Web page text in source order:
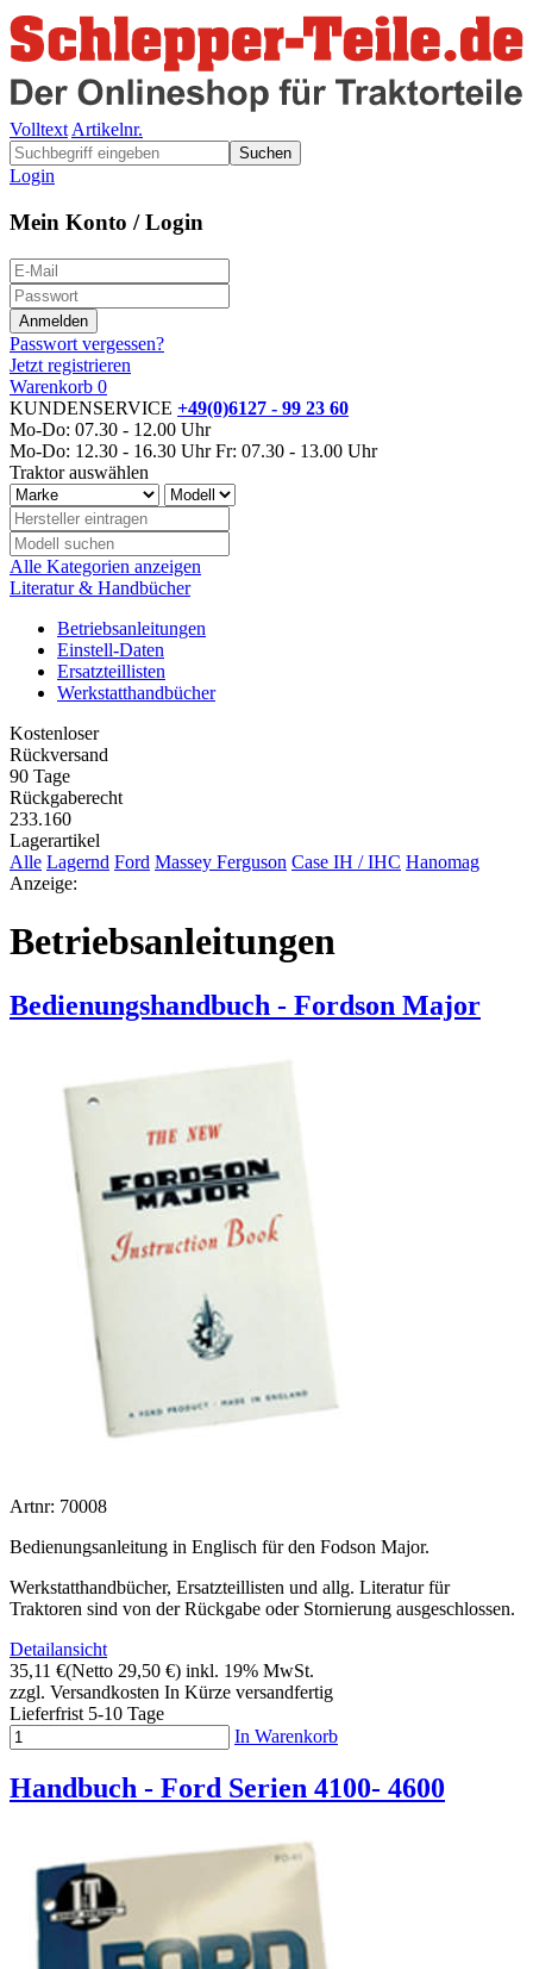
Volltext Artikelnr.
Suchen
Login
Mein Konto / Login
Passwort vergessen?
Jetzt registrieren
Warenkorb 0
KUNDENSERVICE +49(0)6127 - 99 23 60
Mo-Do: 07.30 - 12.00 Uhr
Mo-Do: 12.30 - 16.30 Uhr Fr: 07.30 - 13.00 Uhr
Traktor auswählen
Alle Kategorien anzeigen
Literatur & Handbücher
Betriebsanleitungen
Einstell-Daten
Ersatzteillisten
Werkstatthandbücher
Kostenloser
Rückversand
90 Tage
Rückgaberecht
233.160
Lagerartikel
Alle Lagernd Ford Massey Ferguson Case IH / IHC Hanomag
Anzeige:
Betriebsanleitungen
Bedienungshandbuch - Fordson Major
Artnr: 70008
Bedienungsanleitung in Englisch für den Fodson Major.
Werkstatthandbücher, Ersatzteillisten und allg. Literatur für
Traktoren sind von der Rückgabe oder Stornierung ausgeschlossen.
Detailansicht
35,11 €(Netto 29,50 €) inkl. 19% MwSt.
zzgl. Versandkosten In Kürze versandfertig
Lieferfrist 5-10 Tage
In Warenkorb
Handbuch - Ford Serien 4100- 4600